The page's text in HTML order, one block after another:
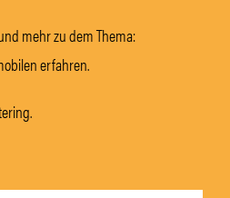
mehr zu dem Thema:
erfahren.